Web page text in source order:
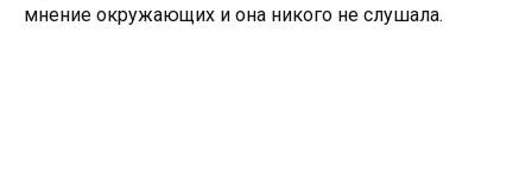
мнение окружающих и она никого не слушала.